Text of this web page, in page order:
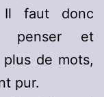
Il faut donc
penser et
plus de mots,
pur.